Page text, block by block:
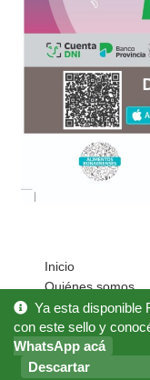
Inicio
Quiénes somos
Cómo Comprar?
Mi cuenta
Noticias
Preguntas
Ya esta disponible
con este sello y
WhatsApp acá
Descartar